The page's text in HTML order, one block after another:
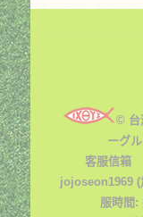
© 台
ーグ
客服信箱
jojoseon1969
服時間: